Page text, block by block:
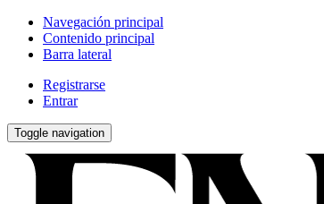
Navegación principal
Contenido principal
Barra lateral
Registrarse
Entrar
Toggle navigation